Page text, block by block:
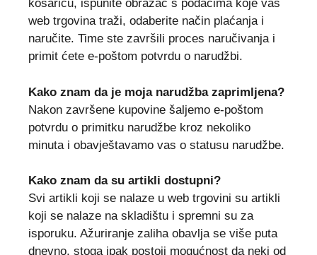
košaricu, ispunite obrazac s podacima koje vas
web trgovina traži, odaberite način plaćanja i
naručite. Time ste završili proces naručivanja i
primit ćete e-poštom potvrdu o narudžbi.
Kako znam da je moja narudžba zaprimljena?
Nakon završene kupovine šaljemo e-poštom
potvrdu o primitku narudžbe kroz nekoliko
minuta i obavještavamo vas o statusu narudžbe.
Kako znam da su artikli dostupni?
Svi artikli koji se nalaze u web trgovini su artikli
koji se nalaze na skladištu i spremni su za
isporuku. Ažuriranje zaliha obavlja se više puta
dnevno, stoga ipak postoji mogućnost da neki od